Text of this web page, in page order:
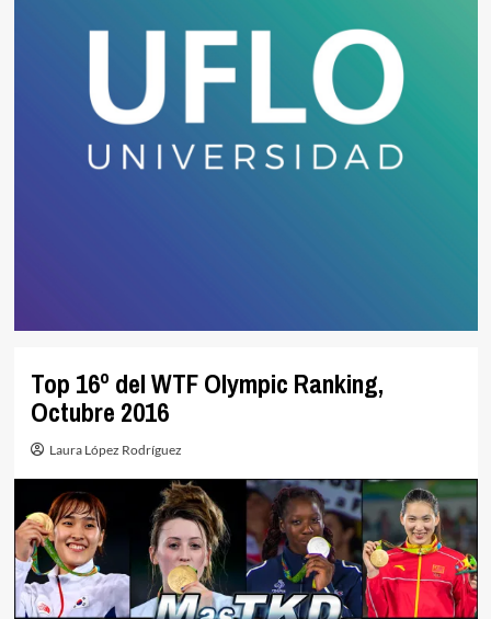
Top 16º del WTF Olympic Ranking,
Octubre 2016
Laura López Rodríguez